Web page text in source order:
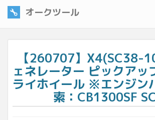
オークツール
【260707】X4(SC38-
ェネレーター ピックアッ
ライホイール ※エンジン
索：CB1300SF